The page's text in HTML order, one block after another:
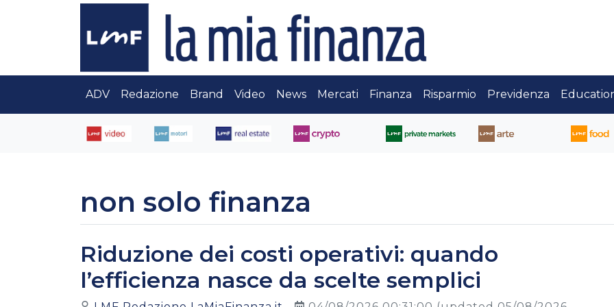
ADV Redazione Brand Video News Mercati Finanza Risparmio Previdenza
non solo finanza
Riduzione dei costi operativi: quando
l’efficienza nasce da scelte semplici